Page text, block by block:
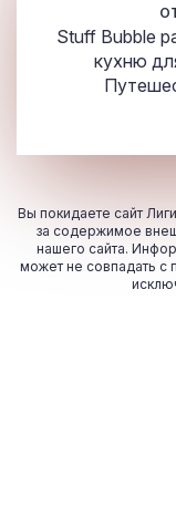
Stuff Bubble
кухню
Вы покидаете сайт
за содержимое
нашего сайта.
может не совпадать с